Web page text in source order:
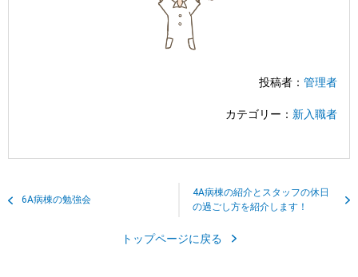
投稿者： 管理者
カテゴリー： 新入職者
6A病棟の勉強会
4A病棟の紹介とスタッフの休日
の過ごし方を紹介します！
トップページに戻る